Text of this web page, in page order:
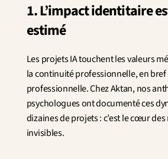
1. L’impact identitaire
estimé
Les projets IA touchent les valeurs
la continuité professionnelle, en
professionnelle. Chez Aktan, nos
psychologues ont documenté ces
dizaines de projets : c’est le cœur
invisibles.